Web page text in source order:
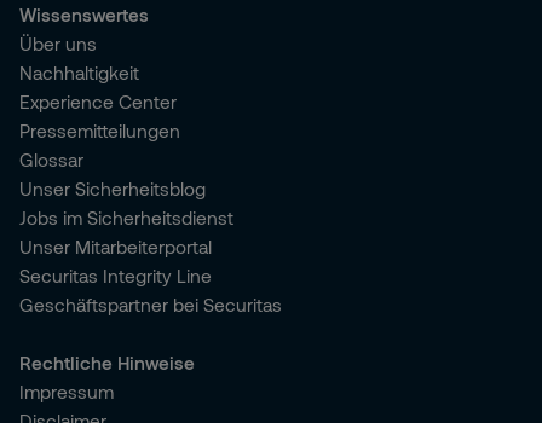
Wissenswertes
Über uns
Nachhaltigkeit
Experience Center
Pressemitteilungen
Glossar
Unser Sicherheitsblog
Jobs im Sicherheitsdienst
Unser Mitarbeiterportal
Securitas Integrity Line
Geschäftspartner bei Securitas
Rechtliche Hinweise
Impressum